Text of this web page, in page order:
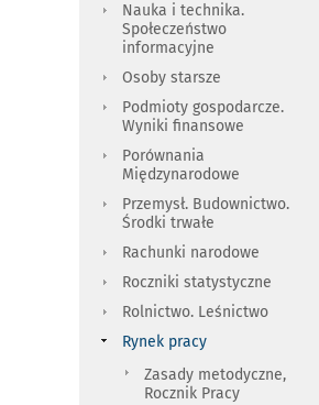
Nauka i technika.
Społeczeństwo
informacyjne
Osoby starsze
Podmioty gospodarcze.
Wyniki finansowe
Porównania
Międzynarodowe
Przemysł. Budownictwo.
Środki trwałe
Rachunki narodowe
Roczniki statystyczne
Rolnictwo. Leśnictwo
Rynek pracy
Zasady metodyczne,
Rocznik Pracy